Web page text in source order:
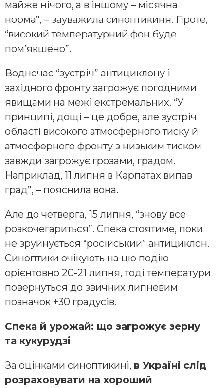
майже нічого, а в іншому – місячна
норма”, – зауважила синоптикиня. Проте,
“високий температурний фон буде
пом’якшено”.
Водночас “зустріч” антициклону і
західного фронту загрожує погодними
явищами на межі екстремальних. “У
принципі, дощі – це добре, але зустріч
області високого атмосферного тиску й
атмосферного фронту з низьким тиском
завжди загрожує грозами, градом.
Наприклад, 11 липня в Карпатах випав
град”, – пояснила вона.
Але до четверга, 15 липня, “знову все
розкочегариться”. Спека стоятиме, поки
не зруйнується “російський” антициклон.
Синоптики очікують на цю подію
орієнтовно 20-21 липня, тоді температури
повернуться до звичних липневим
позначок +30 градусів.
Спека й урожай: що загрожує зерну
та кукурудзі
За оцінками синоптикині, в Україні слід
розраховувати на хороший